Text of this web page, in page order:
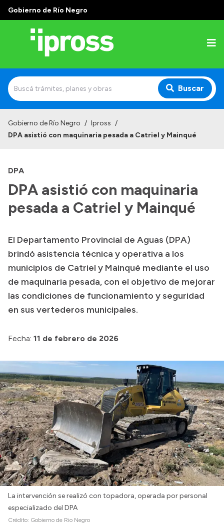
Gobierno de Río Negro
Buscar
Delegaciones
Consultorios Propios
Transparencia
Inversión en Salud
Licitaciones
Gobierno de Río Negro / Ipross /
DPA asistió con maquinaria pesada a Catriel y Mainqué
DPA
DPA asistió con maquinaria
pesada a Catriel y Mainqué
El Departamento Provincial de Aguas (DPA)
brindó asistencia técnica y operativa a los
municipios de Catriel y Mainqué mediante el uso
de maquinaria pesada, con el objetivo de mejorar
las condiciones de funcionamiento y seguridad
en sus vertederos municipales.
Fecha: 11 de febrero de 2026
La intervención se realizó con topadora, operada por personal
especializado del DPA
Crédito: Gobierno de Rio Negro